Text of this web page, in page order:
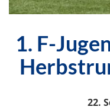
1. F-
22.